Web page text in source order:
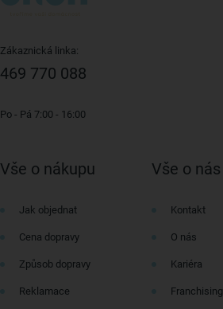
Zákaznická linka:
469 770 088
Po - Pá 7:00 - 16:00
Vše o nákupu
Jak objednat
Cena dopravy
Způsob dopravy
Reklamace
Vše o nás
Kontakt
O nás
Kariéra
Franchising